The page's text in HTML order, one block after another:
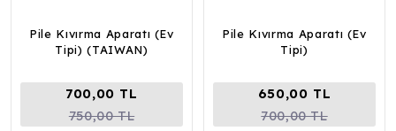
Pile Kıvırma Aparatı (Ev
Tipi) (TAIWAN)
700,00 TL
750,00 TL
Pile Kıvırma Aparatı (Ev
Tipi)
650,00 TL
700,00 TL